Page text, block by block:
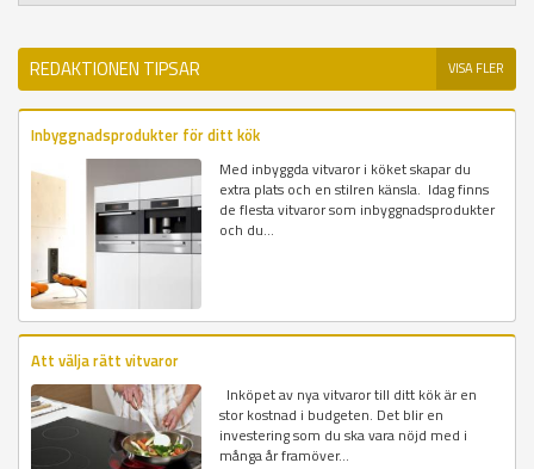
REDAKTIONEN TIPSAR VISA FLER
Inbyggnadsprodukter för ditt kök
Med inbyggda vitvaror i köket skapar du
extra plats och en stilren känsla. Idag finns
de flesta vitvaror som inbyggnadsprodukter
och du...
Att välja rätt vitvaror
Inköpet av nya vitvaror till ditt kök är en
stor kostnad i budgeten. Det blir en
investering som du ska vara nöjd med i
många år framöver...